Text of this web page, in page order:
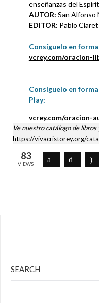
enseñanzas del
AUTOR: San Alfonso
EDITOR: Pablo Claret
Consíguelo en
vcrey.com/oracion-
Consíguelo en
Play:
vcrey.com/oracion-
Ve nuestro catálogo de
https://vivacristorey.org/
83
VIEWS
SEARCH